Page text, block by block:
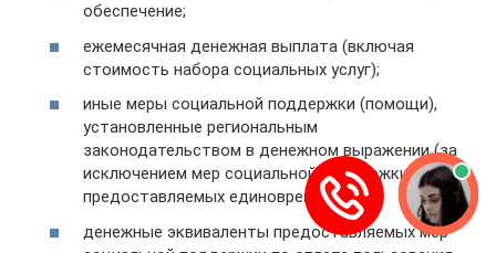
обеспечение;
ежемесячная денежная выплата (включая
стоимость набора социальных услуг);
иные меры социальной поддержки (помощи),
установленные региональным
законодательством в денежном выражении (за
исключением мер социальной поддержки,
предоставляемых единовременно);
денежные эквиваленты предоставляемых мер